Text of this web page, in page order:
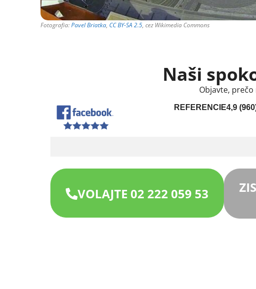
Fotografia:Pavel Briatka, CC BY-SA 2.5, cez Wikimedia Commons
Naši
Objavte,
REFERENCIE4,9
VOLAJTE 02 222 059 53